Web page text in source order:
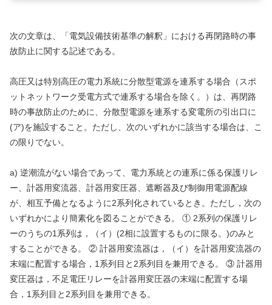
次の文章は、「電気設備技術基準の解釈」における再閉路時の事
故防止に関する記述である。
高圧又は特別高圧の電力系統に分散型電源を連系する場合（スポ
ットネットワーク受電方式で連系する場合を除く。）は、再閉路
時の事故防止のために、分散型電源を連系する変電所の引出口に
(ア)を施設すること。ただし、次のいずれかに該当する場合は、こ
の限りでない。
a) 逆潮流がない場合であって、電力系統との連系に係る保護リレ
ー、計器用変流器、計器用変圧器、遮断器及び制御用電源配線
が、相互予備となるように2系列化されているとき。ただし，次の
いずれかにより簡素化を図ることができる。 ① 2系列の保護リレ
ーのうちの1系列は，（イ）(2相に設置するものに限る。)のみと
することができる。 ② 計器用変流器は，（イ）を計器用変流器の
末端に配置する場合，1系列目と2系列目を兼用できる。 ③ 計器用
変圧器は，不足電圧リレーを計器用変圧器の末端に配置する場
合，1系列目と2系列目を兼用できる。